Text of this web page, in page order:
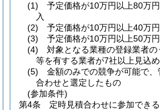
(1)
予定価格が10万円以上80万
入
(2)
予定価格が10万円以上40万
(3)
予定価格が10万円以上50万
(4)
対象となる業種の登録業者
等を有する業者が7社以上見込
(5)
金額のみでの競争が可能で
合わせと選定したもの
(参加条件)
第4条
定時見積合わせに参加でき